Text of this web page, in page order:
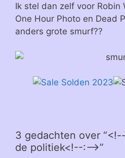
Ik stel dan zelf voor Robin
One Hour Photo en Dead
anders grote smurf??
3 gedachten over
de politiek<!--:-->”